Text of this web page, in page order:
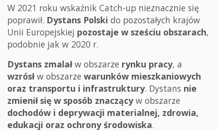
W 2021 roku wskaźnik Catch-up nieznacznie się
poprawił. Dystans Polski do pozostałych krajów
Unii Europejskiej pozostaje w sześciu obszarach,
podobnie jak w 2020 r.
Dystans zmalałw obszarze rynku pracy, a
wzrósłw obszarze warunków mieszkaniowych
oraz transportu i infrastruktury. Dystans nie
zmienił się w sposób znaczącyw obszarze
dochodów i deprywacji materialnej, zdrowia,
edukacji oraz ochrony środowiska.